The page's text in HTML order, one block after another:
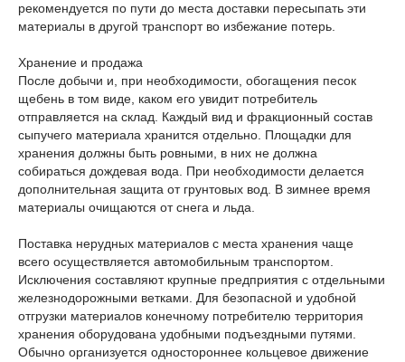
рекомендуется по пути до места доставки пересыпать эти
материалы в другой транспорт во избежание потерь.
Хранение и продажа
После добычи и, при необходимости, обогащения песок
щебень в том виде, каком его увидит потребитель
отправляется на склад. Каждый вид и фракционный состав
сыпучего материала хранится отдельно. Площадки для
хранения должны быть ровными, в них не должна
собираться дождевая вода. При необходимости делается
дополнительная защита от грунтовых вод. В зимнее время
материалы очищаются от снега и льда.
Поставка нерудных материалов с места хранения чаще
всего осуществляется автомобильным транспортом.
Исключения составляют крупные предприятия с отдельными
железнодорожными ветками. Для безопасной и удобной
отгрузки материалов конечному потребителю территория
хранения оборудована удобными подъездными путями.
Обычно организуется одностороннее кольцевое движение